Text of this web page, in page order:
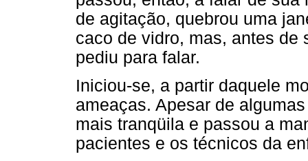
de agitação, quebrou uma
caco de vidro, mas, antes de
pediu para falar.
Iniciou-se, a partir daquele
ameaças. Apesar de
mais tranqüila e passou a
pacientes e os técnicos da